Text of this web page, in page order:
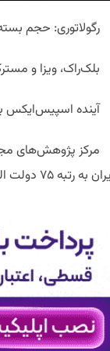
رگولاتوری: حجم
بلک‌راک، ویزا و
آینده اسپیس‌ایکس
مرکز پژوهش‌های
به رتبه ۷۵ دولت الکترونیکی است